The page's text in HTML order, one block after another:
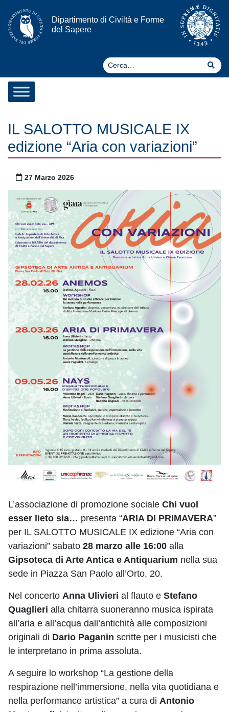
Vai al contenuto
Dipartimento di Civiltà e Forme
del Sapere
IL SALOTTO MUSICALE IX
edizione “Aria con variazioni”
Pubblicato il
27 Marzo 2026
L’associazione di promozione sociale Chi vuol
esser lieto sia… presenta “ARIA DI PRIMAVERA”
per IL SALOTTO MUSICALE IX edizione “Aria con
variazioni” sabato 28 marzo alle 16:00 alla
Gipsoteca di Arte Antica e Antiquarium nella sua
sede in Piazza San Paolo all’Orto, 20.
Nel concerto Anna Ulivieri al flauto e Stefano
Quaglieri alla chitarra suoneranno musica ispirata
all’aria e all’acqua dall’antichità alle composizioni
originali di Dario Paganin scritte per i musicisti che
le interpretano in prima assoluta.
A seguire lo workshop “La gestione della
respirazione nell’immersione, nella vita quotidiana e
nella performance artistica” a cura di Antonio